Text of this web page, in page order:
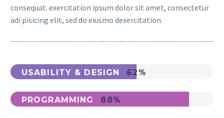
consequat. exercitation ipsum dolor sit amet, consectetur
adi pisicing elit, sed do eiusmo dexercitation.
USABILITY & DESIGN 62%
PROGRAMMING 88%